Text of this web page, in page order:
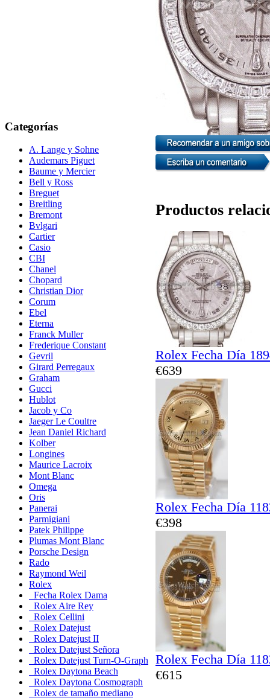
Categorías
A. Lange y Sohne
Audemars Piguet
Baume y Mercier
Bell y Ross
Breguet
Breitling
Bremont
Bvlgari
Cartier
Casio
CBI
Chanel
Chopard
Christian Dior
Corum
Ebel
Eterna
Franck Muller
Frederique Constant
Gevril
Girard Perregaux
Graham
Gucci
Hublot
Jacob y Co
Jaeger Le Coultre
Jean Daniel Richard
Kolber
Longines
Maurice Lacroix
Mont Blanc
Omega
Oris
Panerai
Parmigiani
Patek Philippe
Plumas Mont Blanc
Porsche Design
Rado
Raymond Weil
Rolex
Fecha Rolex Dama
Rolex Aire Rey
Rolex Cellini
Rolex Datejust
Rolex Datejust II
Rolex Datejust Señora
Rolex Datejust Turn-O-Graph
Rolex Daytona Beach
Rolex Daytona Cosmograph
Rolex de tamaño mediano
Productos
Rolex Fecha Día
€639
Rolex Fecha Día
€398
Rolex Fecha Día
€615